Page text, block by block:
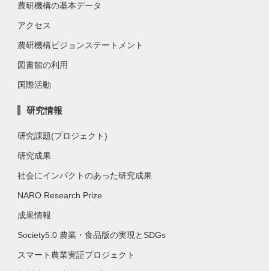
農研機構の基本データ
アクセス
農研機構ビジョンステートメント
図書館の利用
国際活動
研究情報
研究課題(プロジェクト)
研究成果
社会にインパクトのあった研究成果
NARO Research Prize
成果情報
Society5.0 農業・食品版の実現とSDGs
スマート農業実証プロジェクト